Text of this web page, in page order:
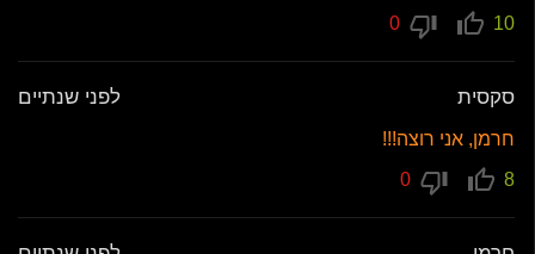
10
סקסית לפני שנתיים
חרמן, אני רוצה!!!
8